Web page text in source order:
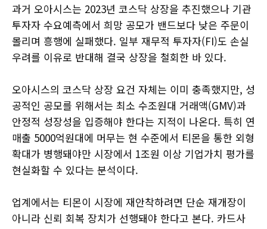
과거 오아시스는 2023년 코스닥 상장을 추진했으나 기관
투자자 수요예측에서 희망 공모가 밴드보다 낮은 주문이
몰리며 흥행에 실패했다. 일부 재무적 투자자(FI)도 손실
우려를 이유로 반대해 결국 상장을 철회한 바 있다.
오아시스의 코스닥 상장 요건 자체는 이미 충족했지만, 성
공적인 공모를 위해서는 최소 수조원대 거래액(GMV)과
안정적 성장성을 입증해야 한다는 지적이 나온다. 특히 연
매출 5000억원대에 머무는 현 수준에서 티몬을 통한 외형
확대가 병행돼야만 시장에서 1조원 이상 기업가치 평가를
현실화할 수 있다는 분석이다.
업계에서는 티몬이 시장에 재안착하려면 단순 재개장이
아니라 신뢰 회복 장치가 선행돼야 한다고 본다. 카드사